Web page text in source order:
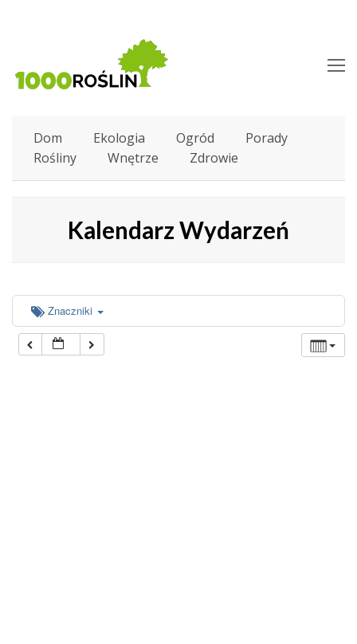
Dom Ekologia Ogród
Porady
Rośliny
Wnętrze Zdrowie
Kalendarz Wydarzeń
Znaczniki